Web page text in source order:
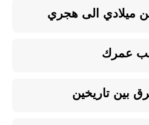
ميلادي الى هجري
عمرك
بين تاريخين